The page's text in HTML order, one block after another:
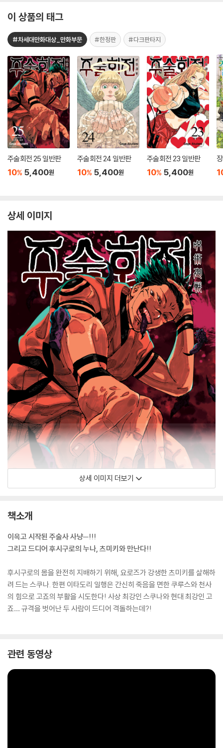
이 상품의 태그
#차세대만화대상_만화부문 #한정판 #다크판타지
주술회전 25 일반판
10% 5,400원
주술회전 24 일반판
10% 5,400원
주술회전 23 일반판
10% 5,400원
상세 이미지
상세 이미지 더보기
책소개
이윽고 시작된 주술사 사냥─!!!
그리고 드디어 후시구로의 누나, 츠미키와 만난다!!
후시구로의 몸을 완전히 지배하기 위해, 요로즈가 강생한 츠미키를 살해하
려 드는 스쿠나. 한편 이타도리 일행은 간신히 죽음을 면한 쿠루스와 천사
의 힘으로 고죠의 부활을 시도한다! 사상 최강인 스쿠나와 현대 최강인 고
죠… 규격을 벗어난 두 사람이 드디어 격돌하는데?!
관련 동영상